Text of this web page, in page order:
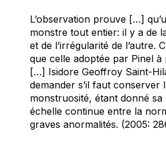
L’observation prouve […]
monstre tout entier: il y a de
et de l’irrégularité de l’autre.
que celle adoptée par Pinel
[…] Isidore Geoffroy Saint-
demander s’il faut conserver
monstruosité, étant donné sa
échelle continue entre la
graves anormalités. (2005: